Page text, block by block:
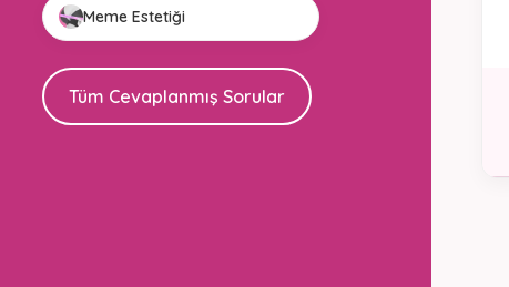
Meme Estetiği
Tüm Cevaplanmış Sorular